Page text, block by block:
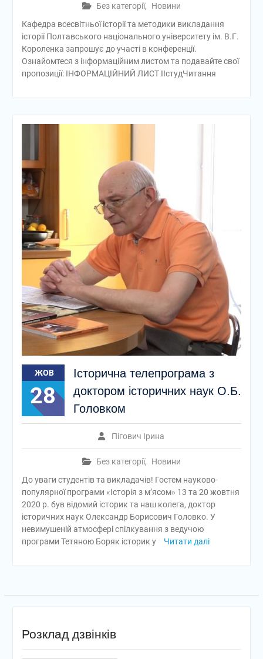
Без категорії,
Новини
Кафедра всесвітньої історії та методики викладання
історії Полтавського національного університету ім. В.Г.
Короленка запрошує до участі в конференції.
Ознайомтеся з інформаційним листом та подавайте свої
пропозиції: ІНФОРМАЦІЙНИЙ ЛИСТ ІІстудЧитання
ЖОВ
28
Історична телепрограма з
доктором історичних наук О.Б.
Головком
Пігович Ірина
Без категорії,
Новини
До уваги студентів та викладачів! Гостем науково-
популярної програми «Історія з м’ясом» 13 та 20 жовтня
2020 р. був відомий історик та наш колега, доктор
історичних наук Олександр Борисович Головко. У
невимушеній атмосфері спілкування з ведучою
програми Тетяною Боряк історик у
Читати далі
Розклад дзвінків